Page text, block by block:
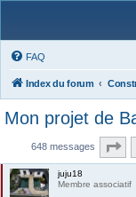
FAQ
Index du forum
Mon projet de
648 messages
juju18
Membre associatif